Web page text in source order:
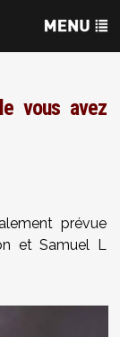
vous avez
prévue
et Samuel L